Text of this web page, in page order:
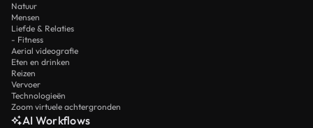
Natuur
Mensen
Liefde & Relaties
- Fitness
Aerial videografie
Eten en drinken
Reizen
Vervoer
Technologieën
Zoom virtuele achtergronden
AI Workflows